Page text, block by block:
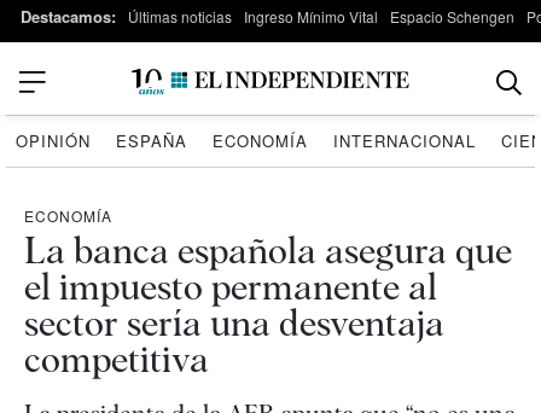
Destacamos: Últimas noticias Ingreso Mínimo Vital Espacio Schengen
OPINIÓN ESPAÑA ECONOMÍA INTERNACIONAL
ECONOMÍA
La banca española asegura que
el impuesto permanente al
sector sería una desventaja
competitiva